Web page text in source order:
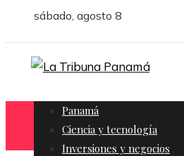
sábado, agosto 8
Panamá
Ciencia y tecnología
Inversiones y negocios